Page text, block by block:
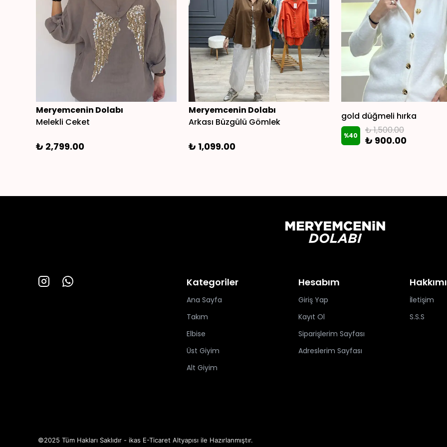
Meryemcenin Dolabı
Melekli Ceket
₺ 2,799.00
Meryemcenin Dolabı
Arkası Büzgülü Gömlek
₺ 1,099.00
gold düğmeli hırka
%40 ₺ 1,500.00
₺ 900.00
Kategoriler
Ana Sayfa
Takım
Elbise
Üst Giyim
Alt Giyim
Hesabım
Giriş Yap
Kayıt Ol
Siparişlerim Sayfası
Adreslerim Sayfası
İletişim
S.S.S
©2025 Tüm Hakları Saklıdır - ikas E-Ticaret Altyapısı ile Hazırlanmıştır.